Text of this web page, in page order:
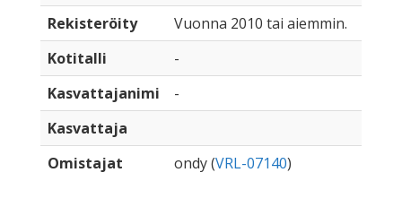
Rekisteröity
Vuonna 2010 tai aiemmin.
Kotitalli
-
Kasvattajanimi
-
Kasvattaja
Omistajat
ondy (VRL-07140)